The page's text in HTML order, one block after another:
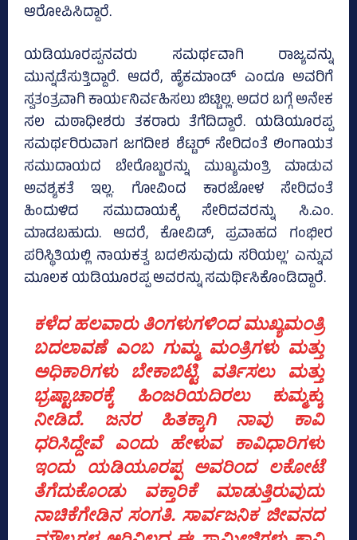
ಆರೋಪಿಸಿದ್ದಾರೆ.
ಯಡಿಯೂರಪ್ಪನವರು ಸಮರ್ಥವಾಗಿ ರಾಜ್ಯವನ್ನು
ಮುನ್ನಡೆಸುತ್ತಿದ್ದಾರೆ. ಆದರೆ, ಹೈಕಮಾಂಡ್‌ ಎಂದೂ ಅವರಿಗೆ
ಸ್ವತಂತ್ರವಾಗಿ ಕಾರ್ಯನಿರ್ವಹಿಸಲು ಬಿಟ್ಟಿಲ್ಲ. ಅದರ ಬಗ್ಗೆ ಅನೇಕ
ಸಲ ಮಠಾಧೀಶರು ತಕರಾರು ತೆಗೆದಿದ್ದಾರೆ. ಯಡಿಯೂರಪ್ಪ
ಸಮರ್ಥರಿರುವಾಗ ಜಗದೀಶ ಶೆಟ್ಟರ್ ಸೇರಿದಂತೆ ಲಿಂಗಾಯತ
ಸಮುದಾಯದ ಬೇರೊಬ್ಬರನ್ನು ಮುಖ್ಯಮಂತ್ರಿ ಮಾಡುವ
ಅವಶ್ಯಕತೆ ಇಲ್ಲ. ಗೋವಿಂದ ಕಾರಜೋಳ ಸೇರಿದಂತೆ
ಹಿಂದುಳಿದ ಸಮುದಾಯಕ್ಕೆ ಸೇರಿದವರನ್ನು ಸಿ.ಎಂ.
ಮಾಡಬಹುದು. ಆದರೆ, ಕೋವಿಡ್‌, ಪ್ರವಾಹದ ಗಂಭೀರ
ಪರಿಸ್ಥಿತಿಯಲ್ಲಿ ನಾಯಕತ್ವ ಬದಲಿಸುವುದು ಸರಿಯಲ್ಲ’ ಎನ್ನುವ
ಮೂಲಕ ಯಡಿಯೂರಪ್ಪ ಅವರನ್ನು ಸಮರ್ಥಿಸಿಕೊಂಡಿದ್ದಾರೆ.
ಕಳೆದ ಹಲವಾರು ತಿಂಗಳುಗಳಿಂದ ಮುಖ್ಯಮಂತ್ರಿ
ಬದಲಾವಣೆ ಎಂಬ ಗುಮ್ಮ ಮಂತ್ರಿಗಳು ಮತ್ತು
ಅಧಿಕಾರಿಗಳು ಬೇಕಾಬಿಟ್ಟಿ ವರ್ತಿಸಲು ಮತ್ತು
ಭ್ರಷ್ಟಾಚಾರಕ್ಕೆ ಹಿಂಜರಿಯದಿರಲು ಕುಮ್ಮಕ್ಕು
ನೀಡಿದೆ. ಜನರ ಹಿತಕ್ಕಾಗಿ ನಾವು ಕಾವಿ
ಧರಿಸಿದ್ದೇವೆ ಎಂದು ಹೇಳುವ ಕಾವಿಧಾರಿಗಳು
ಇಂದು ಯಡಿಯೂರಪ್ಪ ಅವರಿಂದ ಲಕೋಟೆ
ತೆಗೆದುಕೊಂಡು ವಕ್ತಾರಿಕೆ ಮಾಡುತ್ತಿರುವುದು
ನಾಚಿಕೆಗೇಡಿನ ಸಂಗತಿ. ಸಾರ್ವಜನಿಕ ಜೀವನದ